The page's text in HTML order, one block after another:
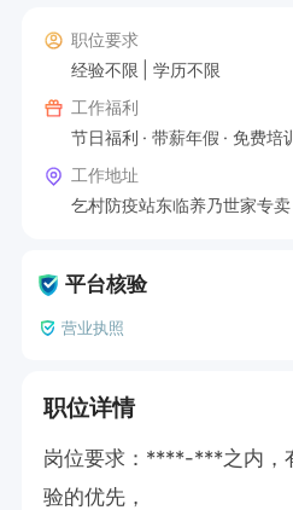
职位要求
经验不限
学历不限
工作福利
节日福利
带薪年假 免费培
工作地址
乞村防疫站东临养乃世家专卖
平台核验
营业执照
职位详情
岗位要求：****-***之内，
验的优先，